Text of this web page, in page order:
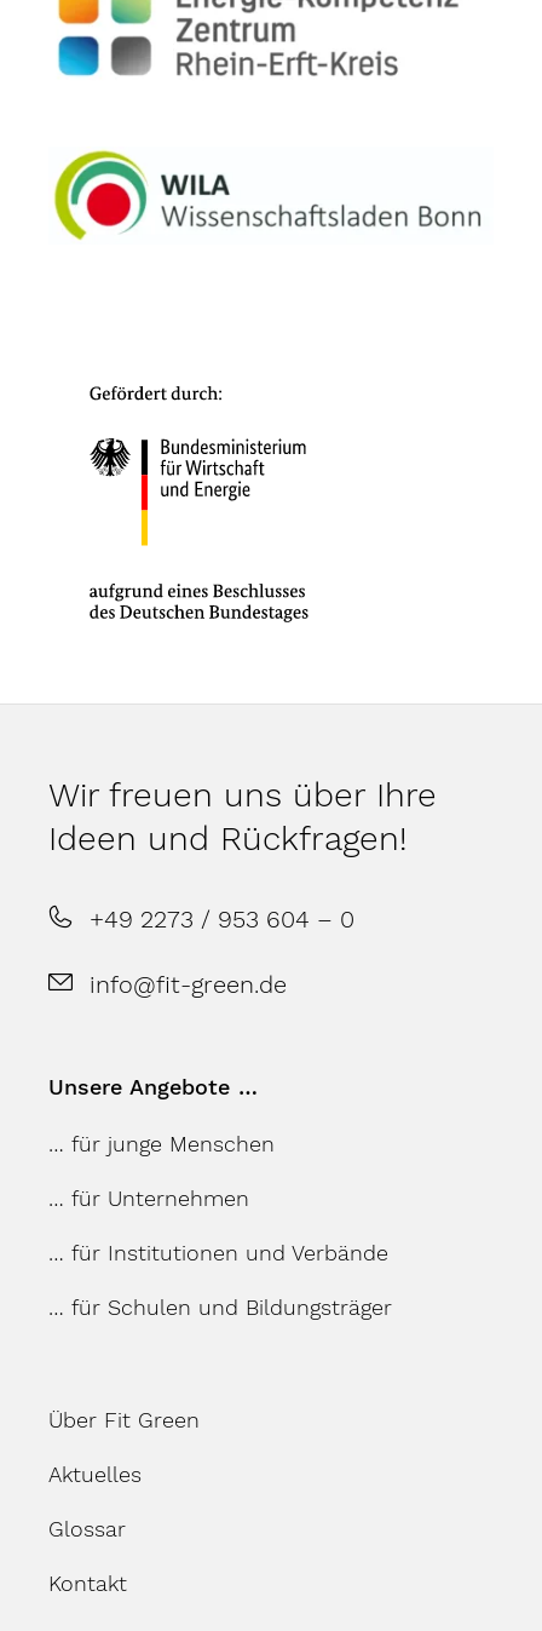
Wir freuen uns über Ihre
Ideen und Rückfragen!
+49 2273 / 953 604 – 0
info@fit-green.de
Unsere Angebote …
… für junge Menschen
… für Unternehmen
… für Institutionen und Verbände
… für Schulen und Bildungsträger
Über Fit Green
Aktuelles
Glossar
Kontakt